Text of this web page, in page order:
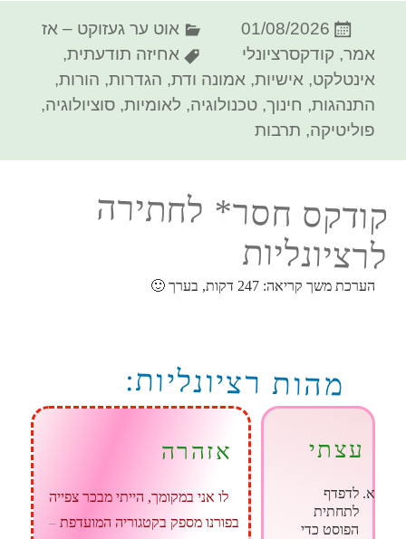
פורסם
בתאריך
01/08/2026 קטגוריות
אוט ער געזוקט – אז
אמר, קודקסרציונלי תגיות
אחיזה תודעתית,
אינטלקט,אישיות,אמונה ודת, הגדרות, הורות,
התנהגות, חינוך,טכנולוגיה, לאומיות,סוציולוגיה,
פוליטיקה, תרבות
קודקס חסר* לחתירה
לרציונליות
הערכת משך קריאה: 247 דקות, בערך 🙂
מהות רציונליות:
עצתי
לדפדף
לתחתית
הפוסט כדי
אזהרה
לו אני במקומך, הייתי מבכר צפייה
בפורנו מספק בקטגוריה המועדפת –